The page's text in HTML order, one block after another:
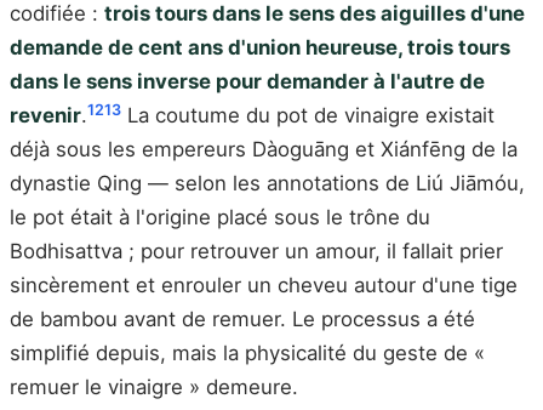
codifiée : trois tours dans le sens des aiguilles d'une
demande de cent ans d'union heureuse, trois tours
dans le sens inverse pour demander à l'autre de
revenir.1213 La coutume du pot de vinaigre existait
déjà sous les empereurs Dàoguāng et Xiánfēng de la
dynastie Qing — selon les annotations de Liú Jiāmóu,
le pot était à l'origine placé sous le trône du
Bodhisattva ; pour retrouver un amour, il fallait prier
sincèrement et enrouler un cheveu autour d'une tige
de bambou avant de remuer. Le processus a été
simplifié depuis, mais la physicalité du geste de «
remuer le vinaigre » demeure.